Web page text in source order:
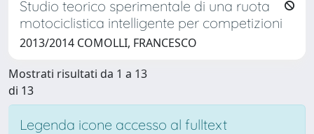
Studio teorico sperimentale di una ruota
motociclistica intelligente per competizioni
2013/2014 COMOLLI, FRANCESCO
Mostrati risultati da 1 a 13
di 13
Legenda icone accesso al fulltext